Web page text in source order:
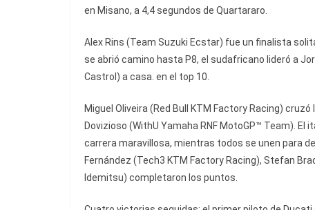
en Misano, a 4,4 segundos de Quartararo.
Alex Rins (Team Suzuki Ecstar) fue un finalista
se abrió camino hasta P8, el sudafricano lideró a
Castrol) a casa. en el top 10.
Miguel Oliveira (Red Bull KTM Factory Racing)
Dovizioso (WithU Yamaha RNF MotoGP™ Team).
carrera maravillosa, mientras todos se unen para
Fernández (Tech3 KTM Factory Racing), Stefan
Idemitsu) completaron los puntos.